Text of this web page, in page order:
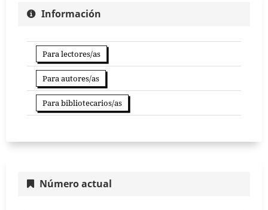
Información
Para lectores/as
Para autores/as
Para bibliotecarios/as
Número actual